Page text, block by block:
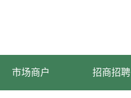
市场商户 招商招聘